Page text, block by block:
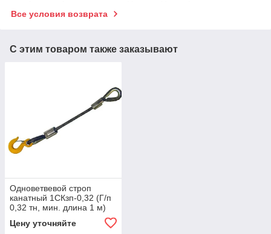
Все условия возврата
С этим товаром также заказывают
Одноветвевой строп
канатный 1СКзп-0,32 (Г/п
0,32 тн, мин. длина 1 м)
Цену уточняйте